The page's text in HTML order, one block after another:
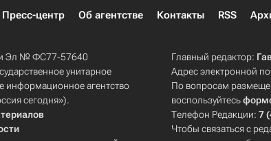
Пресс-центр Об агентстве Контакты RSS
Эл № ФС77-57640
унитарное
информационное агентство
сегодня»).
Главный редактор:
Адрес электронной
По вопросам
воспользуйтесь
Телефон Редакции:7
Чтобы связаться с